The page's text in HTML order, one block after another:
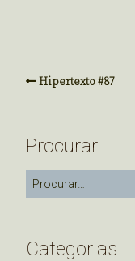
Hipertexto #87
Procurar
Categorias